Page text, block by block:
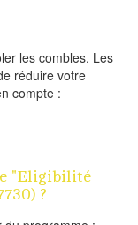
les combles. Les
réduire votre
compte :
"Eligibilité
?